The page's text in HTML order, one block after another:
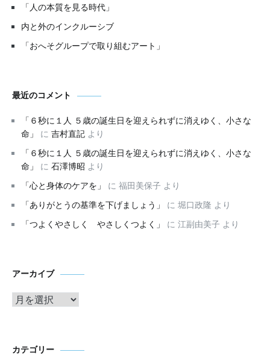
「人の本質を見る時代」
内と外のインクルーシブ
「おへそグループで取り組むアート」
最近のコメント
「６秒に１人 ５歳の誕生日を迎えられずに消えゆく、小さな
命」
に 吉村直記 より
「６秒に１人 ５歳の誕生日を迎えられずに消えゆく、小さな
命」
に 石澤博昭 より
「心と身体のケアを」
に 福田美保子 より
「ありがとうの基準を下げましょう」
に 堀口政隆 より
「つよくやさしく やさしくつよく」
に 江副由美子 より
アーカイブア
カテゴリー